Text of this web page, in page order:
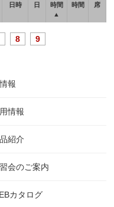
日時
日
時間
▲
時間
席
8 9
報
情報
紹介
会のご案内
カタログ